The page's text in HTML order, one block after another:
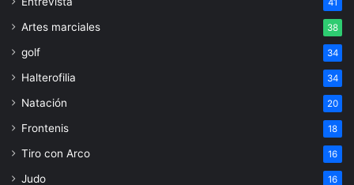
41
Artes marciales 38
golf 34
Halterofilia 34
Natación 20
Frontenis 18
Tiro con Arco 16
Judo 16